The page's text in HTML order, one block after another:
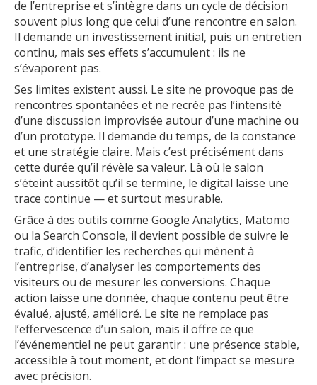
de l’entreprise et s’intègre dans un cycle de décision
souvent plus long que celui d’une rencontre en salon.
Il demande un investissement initial, puis un entretien
continu, mais ses effets s’accumulent : ils ne
s’évaporent pas.
Ses limites existent aussi. Le site ne provoque pas de
rencontres spontanées et ne recrée pas l’intensité
d’une discussion improvisée autour d’une machine ou
d’un prototype. Il demande du temps, de la constance
et une stratégie claire. Mais c’est précisément dans
cette durée qu’il révèle sa valeur. Là où le salon
s’éteint aussitôt qu’il se termine, le digital laisse une
trace continue — et surtout mesurable.
Grâce à des outils comme Google Analytics, Matomo
ou la Search Console, il devient possible de suivre le
trafic, d’identifier les recherches qui mènent à
l’entreprise, d’analyser les comportements des
visiteurs ou de mesurer les conversions. Chaque
action laisse une donnée, chaque contenu peut être
évalué, ajusté, amélioré. Le site ne remplace pas
l’effervescence d’un salon, mais il offre ce que
l’événementiel ne peut garantir : une présence stable,
accessible à tout moment, et dont l’impact se mesure
avec précision.